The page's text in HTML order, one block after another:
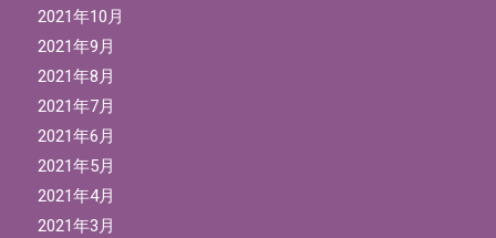
2021年10月
2021年9月
2021年8月
2021年7月
2021年6月
2021年5月
2021年4月
2021年3月